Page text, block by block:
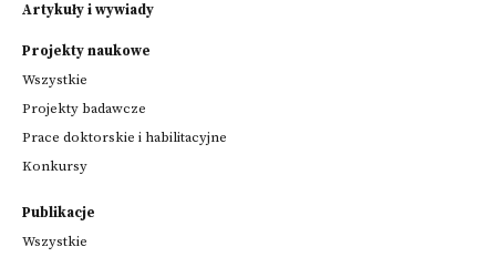
Artykuły i wywiady
Projekty naukowe
Wszystkie
Projekty badawcze
Prace doktorskie i habilitacyjne
Konkursy
Publikacje
Wszystkie